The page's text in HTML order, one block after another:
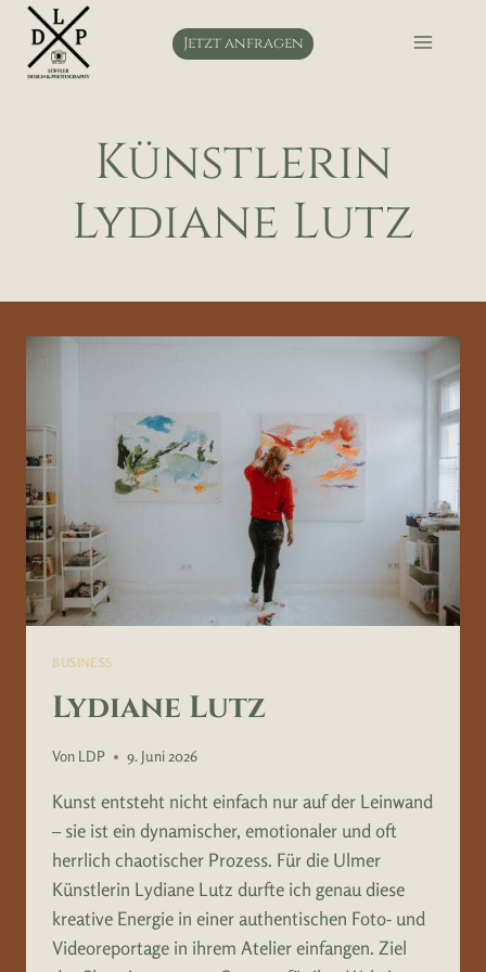
Zum
Inhalt
springen
Jetzt anfragen
Künstlerin
Lydiane Lutz
BUSINESS
Lydiane Lutz
Von LDP 9. Juni 2026
Kunst entsteht nicht einfach nur auf der Leinwand
– sie ist ein dynamischer, emotionaler und oft
herrlich chaotischer Prozess. Für die Ulmer
Künstlerin Lydiane Lutz durfte ich genau diese
kreative Energie in einer authentischen Foto- und
Videoreportage in ihrem Atelier einfangen. Ziel